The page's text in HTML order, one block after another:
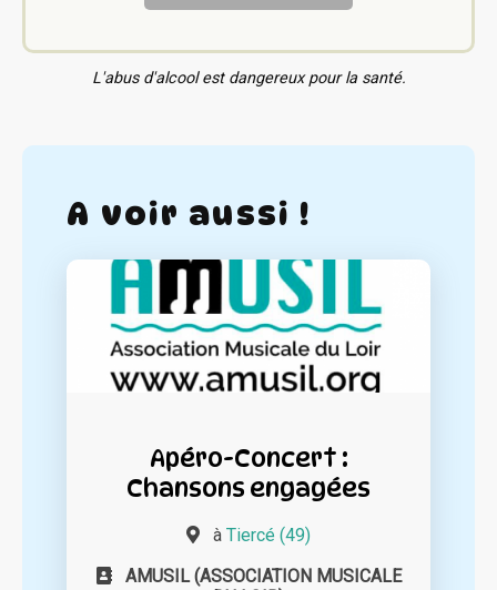
L'abus d'alcool est dangereux pour la santé.
A voir aussi !
Apéro-Concert :
Chansons engagées
à Tiercé (49)
AMUSIL (ASSOCIATION MUSICALE